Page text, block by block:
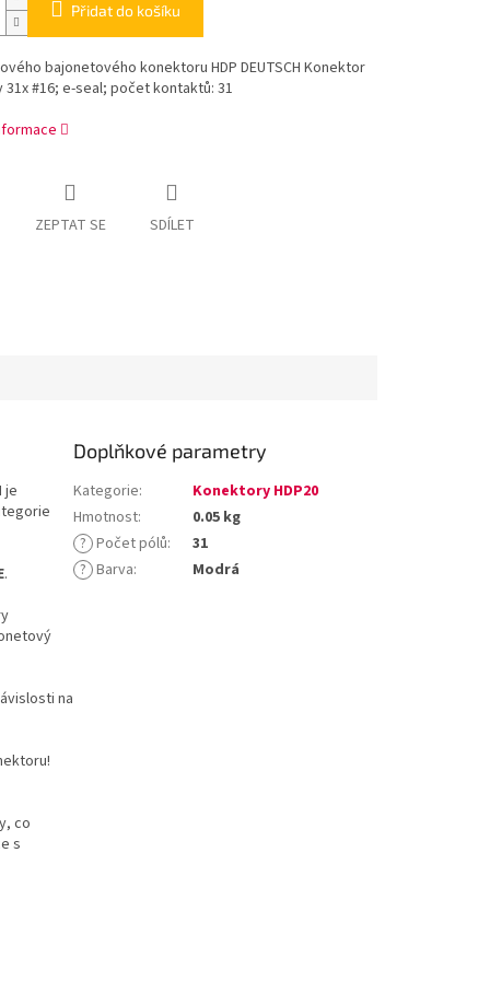
Přidat do košíku
bajonetového konektoru HDP DEUTSCH Konektor
#16; e-seal; počet kontaktů: 31
ZEPTAT SE SDÍLET
je
.
na
co
s
Doplňkové parametry
Kategorie:
Konektory HDP20
Hmotnost:
0.05 kg
? Počet pólů:
31
? Barva: Modrá